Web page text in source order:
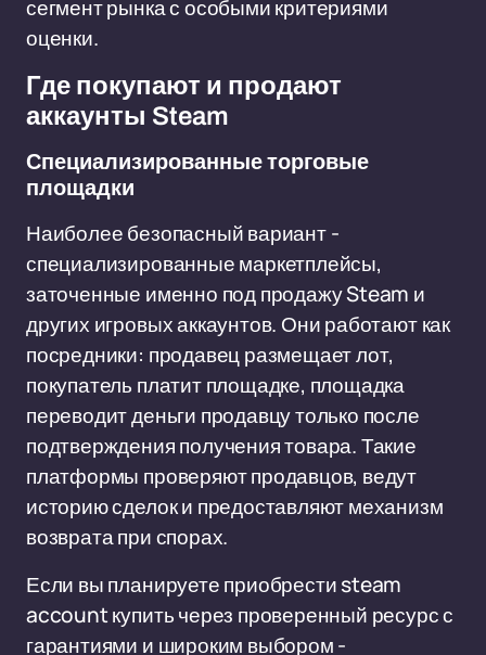
сегмент рынка с особыми критериями
оценки.
Где покупают и продают
аккаунты Steam
Специализированные торговые
площадки
Наиболее безопасный вариант -
специализированные маркетплейсы,
заточенные именно под продажу Steam и
других игровых аккаунтов. Они работают как
посредники: продавец размещает лот,
покупатель платит площадке, площадка
переводит деньги продавцу только после
подтверждения получения товара. Такие
платформы проверяют продавцов, ведут
историю сделок и предоставляют механизм
возврата при спорах.
Если вы планируете приобрести steam
account купить через проверенный ресурс с
гарантиями и широким выбором -